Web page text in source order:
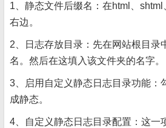
1、静态文件后缀名：在html、shtml
右边。
2、日志存放目录：先在网站根目录
名。然后在这填入该文件夹的名字。
3、启用自定义静态日志目录功能：
成静态。
4、自定义静态日志目录配置：这一